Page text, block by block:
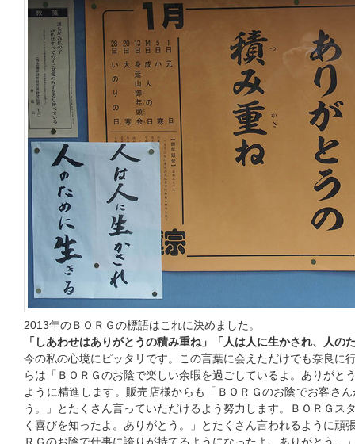
2013年のＢＯＲＧの標語はこれに決めました。
「しあわせはありがとうの積み重ね」「人は人に生かされ、人の
今の私の心境にピッタリです。この言葉に会えただけでも奈良に
らは「ＢＯＲＧのお陰で楽しい余暇を過ごしているよ。ありがと
ように精進します。販売店様からも「ＢＯＲＧのお陰でお客さ
う。」とたくさん言っていただけるよう努力します。ＢＯＲＧス
く喜びを知ったよ。ありがとう。」とたくさん言われるように頑